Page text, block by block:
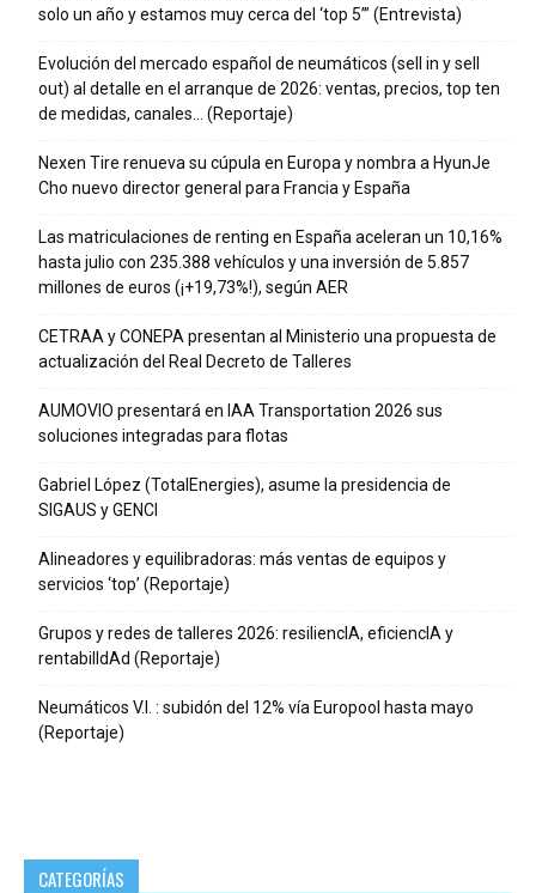
solo un año y estamos muy cerca del ‘top 5’” (Entrevista)
Evolución del mercado español de neumáticos (sell in y sell
out) al detalle en el arranque de 2026: ventas, precios, top ten
de medidas, canales… (Reportaje)
Nexen Tire renueva su cúpula en Europa y nombra a HyunJe
Cho nuevo director general para Francia y España
Las matriculaciones de renting en España aceleran un 10,16%
hasta julio con 235.388 vehículos y una inversión de 5.857
millones de euros (¡+19,73%!), según AER
CETRAA y CONEPA presentan al Ministerio una propuesta de
actualización del Real Decreto de Talleres
AUMOVIO presentará en IAA Transportation 2026 sus
soluciones integradas para flotas
Gabriel López (TotalEnergies), asume la presidencia de
SIGAUS y GENCI
Alineadores y equilibradoras: más ventas de equipos y
servicios ‘top’ (Reportaje)
Grupos y redes de talleres 2026: resiliencIA, eficiencIA y
rentabilIdAd (Reportaje)
Neumáticos V.I. : subidón del 12% vía Europool hasta mayo
(Reportaje)
CATEGORÍAS